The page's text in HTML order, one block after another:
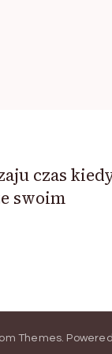
czas
swoim
Themes